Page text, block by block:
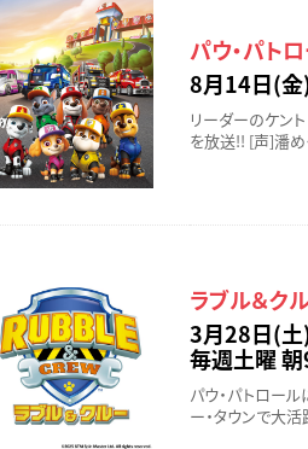
パウ・パト
8月14日(
リーダーのケン
を放送!! [声]潘
ラブル＆ク
3月28日(土
毎週土曜
パウ・パトロー
ー・タウンで大